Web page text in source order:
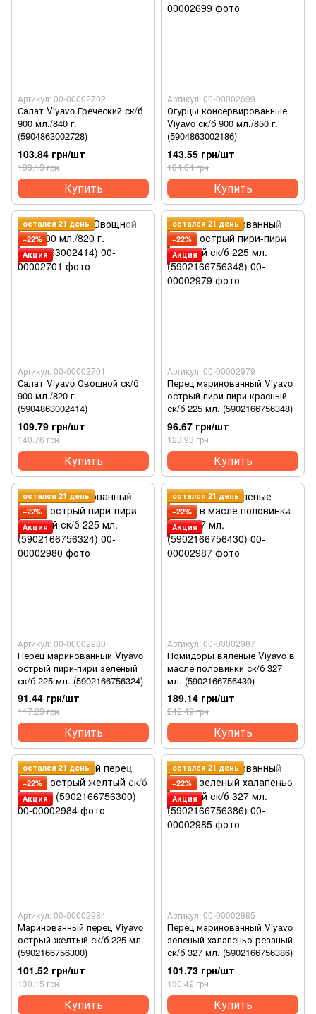
Артикул: 00-00002702
Салат Viyavo Греческий ск/б
900 мл./840 г.
(5904863002728)
103.84 грн/шт
133.13 грн
Купить
Артикул: 00-00002699
Огурцы консервированные
Viyavo ск/б 900 мл./850 г.
(5904863002186)
143.55 грн/шт
184.04 грн
Купить
остался 21 день
−22%
Акция
Артикул: 00-00002701
Салат Viyavo Овощной ск/б
900 мл./820 г.
(5904863002414)
109.79 грн/шт
140.76 грн
Купить
остался 21 день
−22%
Акция
Артикул: 00-00002979
Перец маринованный Viyavo
острый пири-пири красный
ск/б 225 мл. (5902166756348)
96.67 грн/шт
123.93 грн
Купить
остался 21 день
−22%
Акция
Артикул: 00-00002980
Перец маринованный Viyavo
острый пири-пири зеленый
ск/б 225 мл. (5902166756324)
91.44 грн/шт
117.23 грн
Купить
остался 21 день
−22%
Акция
Артикул: 00-00002987
Помидоры вяленые Viyavo в
масле половинки ск/б 327
мл. (5902166756430)
189.14 грн/шт
242.49 грн
Купить
остался 21 день
−22%
Акция
Артикул: 00-00002984
Маринованный перец Viyavo
острый желтый ск/б 225 мл.
(5902166756300)
101.52 грн/шт
130.15 грн
Купить
остался 21 день
−22%
Акция
Артикул: 00-00002985
Перец маринованный Viyavo
зеленый халапеньо резаный
ск/б 327 мл. (5902166756386)
101.73 грн/шт
130.42 грн
Купить